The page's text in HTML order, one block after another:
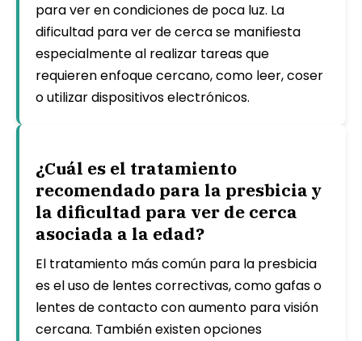
para ver en condiciones de poca luz. La
dificultad para ver de cerca se manifiesta
especialmente al realizar tareas que
requieren enfoque cercano, como leer, coser
o utilizar dispositivos electrónicos.
¿Cuál es el tratamiento
recomendado para la presbicia y
la dificultad para ver de cerca
asociada a la edad?
El tratamiento más común para la presbicia
es el uso de lentes correctivas, como gafas o
lentes de contacto con aumento para visión
cercana. También existen opciones